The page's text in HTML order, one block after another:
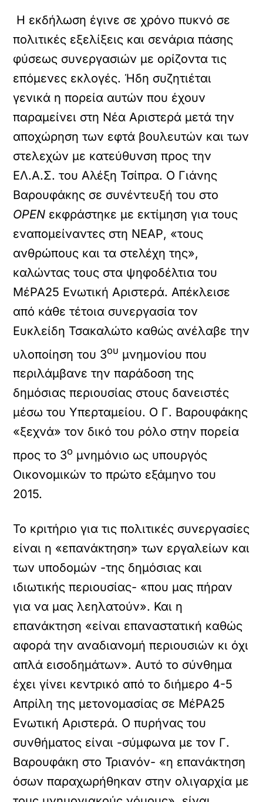
Η εκδήλωση έγινε σε χρόνο πυκνό σε
πολιτικές εξελίξεις και σενάρια πάσης
φύσεως συνεργασιών με ορίζοντα τις
επόμενες εκλογές. Ήδη συζητιέται
γενικά η πορεία αυτών που έχουν
παραμείνει στη Νέα Αριστερά μετά την
αποχώρηση των εφτά βουλευτών και των
στελεχών με κατεύθυνση προς την
ΕΛ.Α.Σ. του Αλέξη Τσίπρα. Ο Γιάνης
Βαρουφάκης σε συνέντευξή του στο
OPEN εκφράστηκε με εκτίμηση για τους
εναπομείναντες στη ΝΕΑΡ, «τους
ανθρώπους και τα στελέχη της»,
καλώντας τους στα ψηφοδέλτια του
ΜέΡΑ25 Ενωτική Αριστερά. Απέκλεισε
από κάθε τέτοια συνεργασία τον
Ευκλείδη Τσακαλώτο καθώς ανέλαβε την
υλοποίηση του 3ου μνημονίου που
περιλάμβανε την παράδοση της
δημόσιας περιουσίας στους δανειστές
μέσω του Υπερταμείου. Ο Γ. Βαρουφάκης
«ξεχνά» τον δικό του ρόλο στην πορεία
προς το 3ο μνημόνιο ως υπουργός
Οικονομικών το πρώτο εξάμηνο του
2015.
Το κριτήριο για τις πολιτικές συνεργασίες
είναι η «επανάκτηση» των εργαλείων και
των υποδομών -της δημόσιας και
ιδιωτικής περιουσίας- «που μας πήραν
για να μας λεηλατούν». Και η
επανάκτηση «είναι επαναστατική καθώς
αφορά την αναδιανομή περιουσιών κι όχι
απλά εισοδημάτων». Αυτό το σύνθημα
έχει γίνει κεντρικό από το διήμερο 4-5
Απρίλη της μετονομασίας σε ΜέΡΑ25
Ενωτική Αριστερά. Ο πυρήνας του
συνθήματος είναι -σύμφωνα με τον Γ.
Βαρουφάκη στο Τριανόν- «η επανάκτηση
όσων παραχωρήθηκαν στην ολιγαρχία με